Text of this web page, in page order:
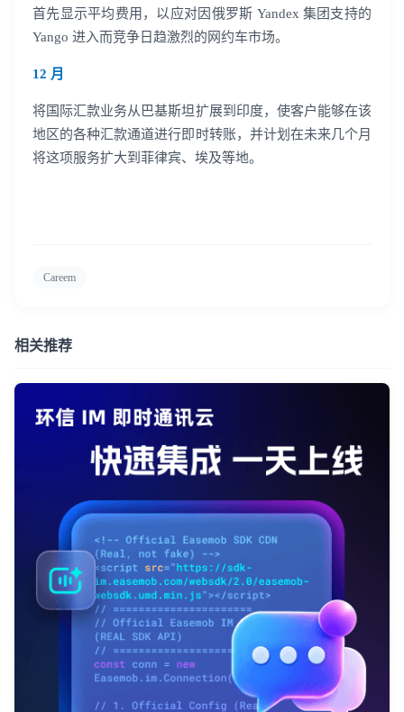
首先显示平均费用，以应对因俄罗斯 Yandex 集团支持的
Yango 进入而竞争日趋激烈的网约车市场。
12 月
将国际汇款业务从巴基斯坦扩展到印度，使客户能够在该
地区的各种汇款通道进行即时转账，并计划在未来几个月
将这项服务扩大到菲律宾、埃及等地。
Careem
相关推荐